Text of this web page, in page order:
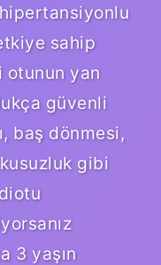
hipertansiyonlu
sahip
otunun yan
güvenli
baş dönmesi,
gibi
3 yaşın